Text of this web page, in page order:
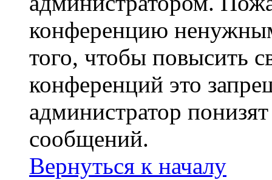
конференцию
того, чтобы повысить
конференций это
администратор
сообщений.
Вернуться к началу